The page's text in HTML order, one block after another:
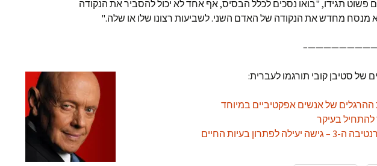
פשוט תגידו, "בואו נסכים לכלל הבסיס, אף אחד לא יכול להסביר את הנקודה
מנסח מחדש את הנקודה של האדם השני. לשביעות רצונו שלו או שלה."
של סטיבן קובי תורגמו לעברית:
של אנשים אפקטיביים במיוחד
להתחיל בעיקר
יעילה לפתרון בעיות החיים